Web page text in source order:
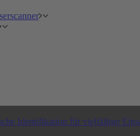
Identifikation für vielfältige